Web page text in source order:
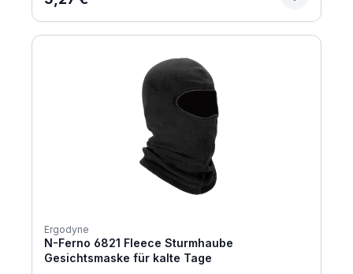
Ergodyne
N-Ferno 6821 Fleece Sturmhaube
Gesichtsmaske für kalte Tage